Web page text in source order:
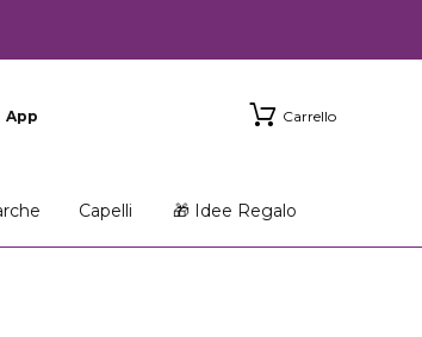
App Carrello
Capelli 🎁 Idee Regalo